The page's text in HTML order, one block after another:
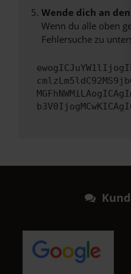
Wende dich an
Wenn du alle oben
Fehlersuche zu